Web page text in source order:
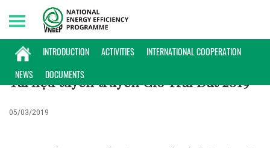
INTRODUCTION ACTIVITIES
INTERNATIONAL COOPERATION
NEWS
DOCUMENTS
Thursday, 06/08/2026 | 20:37 GMT+7
ẤN PHẨM TRUYỀN THÔNG
Tài liệu tuyên truyền Giờ Trái Đất 2019
05/03/2019